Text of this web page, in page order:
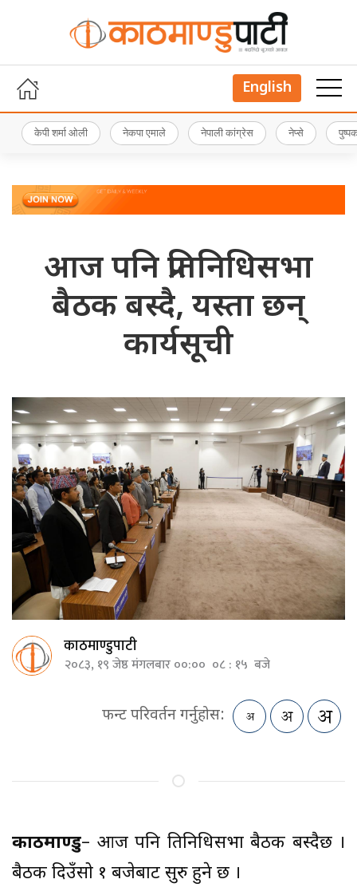
English
केपी शर्मा ओली नेकपा एमाले नेपाली कांग्रेस नेप्से
आज पनि प्रतिनिधिसभा
बैठक बस्दै, यस्ता छन्
कार्यसूची
काठमाण्डुपाटी
२०८३, १९ जेष्ठ मंगलबार ००:०० ०८ : १५ बजे
फन्ट परिवर्तन गर्नुहोस:
काठमाण्डु– आज पनि प्रतिनिधिसभा बैठक बस्दैछ ।
बैठक दिउँसो १ बजेबाट सुरु हुने छ ।